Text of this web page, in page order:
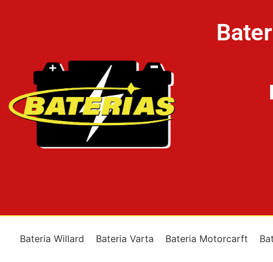
Bateria Willard Bateria Varta Bateria Motorcarft